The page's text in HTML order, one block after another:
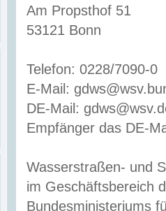
Am Propsthof 51
53121 Bonn
Telefon: 0228/7090-0
E-Mail:
DE-Mail:
Empfänger das DE-
Wasserstraßen- und
im Geschäftsbereich
Bundesministeriums